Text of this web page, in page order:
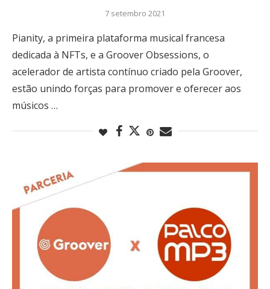
7 setembro 2021
Pianity, a primeira plataforma musical francesa
dedicada à NFTs, e a Groover Obsessions, o
acelerador de artista contínuo criado pela Groover,
estão unindo forças para promover e oferecer aos
músicos …